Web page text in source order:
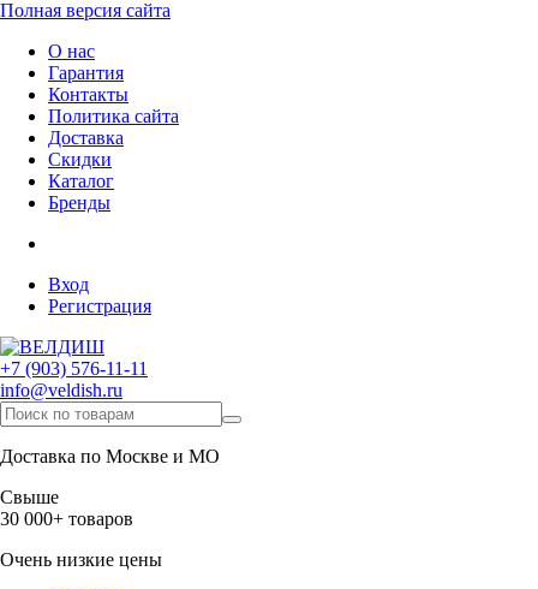
Полная версия сайта
О нас
Гарантия
Контакты
Политика сайта
Доставка
Скидки
Каталог
Бренды
Вход
Регистрация
+7 (903) 576-11-11
info@veldish.ru
Доставка по Москве и МО
Свыше
30 000+ товаров
Очень низкие цены